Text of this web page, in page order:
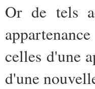
Or de tels
celles d'une
d'une